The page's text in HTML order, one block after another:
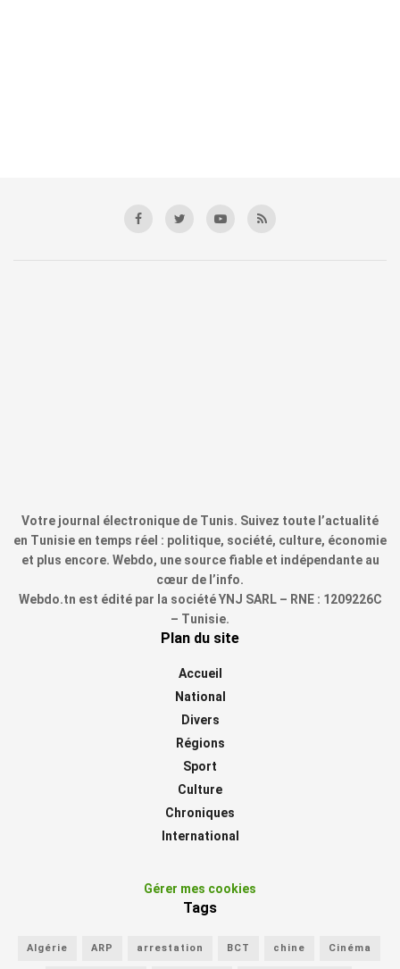
Votre journal électronique de Tunis. Suivez toute l’actualité
en Tunisie en temps réel : politique, société, culture, économie
et plus encore. Webdo, une source fiable et indépendante au
cœur de l’info.
Webdo.tn est édité par la société YNJ SARL – RNE : 1209226C
– Tunisie.
Plan du site
Accueil
National
Divers
Régions
Sport
Culture
Chroniques
International
Gérer mes cookies
Tags
Algérie ARP arrestation BCT chine Cinéma